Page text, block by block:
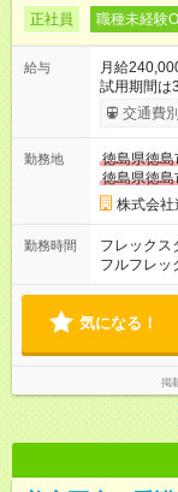
正社員 職種未経験
給与
月給
試用期間は3
のプラン
頂きます。 【試用期間】試用期間あり 試用期間の長さ：3ヶ月
形態：中途
交通費
勤務地
徳島県徳島
徳島県徳島
株式会社
勤務時間
フレックス
フルフレッ
1日あたり
気になる！
掲